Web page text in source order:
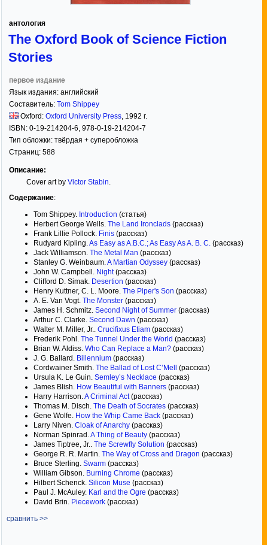
антология
The Oxford Book of Science Fiction
Stories
первое издание
Язык издания: английский
Составитель: Tom Shippey
Oxford: Oxford University Press, 1992 г.
ISBN: 0-19-214204-6, 978-0-19-214204-7
Тип обложки: твёрдая + суперобложка
Страниц: 588
Описание:
Cover art by Victor Stabin.
Содержание:
Tom Shippey. Introduction (статья)
Herbert George Wells. The Land Ironclads (рассказ)
Frank Lillie Pollock. Finis (рассказ)
Rudyard Kipling.As Easy as A.B.C.; As Easy As A. B. C. (рассказ)
Jack Williamson. The Metal Man (рассказ)
Stanley G. Weinbaum.A Martian Odyssey (рассказ)
John W. Campbell. Night(рассказ)
Clifford D. Simak. Desertion (рассказ)
Henry Kuttner, C. L. Moore. The Piper's Son (рассказ)
A. E. Van Vogt. The Monster (рассказ)
James H. Schmitz. Second Night of Summer (рассказ)
Arthur C. Clarke. Second Dawn (рассказ)
Walter M. Miller, Jr.. Crucifixus Etiam (рассказ)
Frederik Pohl. The Tunnel Under the World (рассказ)
Brian W. Aldiss. Who Can Replace a Man? (рассказ)
J. G. Ballard. Billennium (рассказ)
Cordwainer Smith. The Ballad of Lost C’Mell
(рассказ)
Ursula K. Le Guin. Semley’s Necklace (рассказ)
James Blish. How Beautiful with Banners (рассказ)
Harry Harrison.A Criminal Act(рассказ)
Thomas M. Disch. The Death of Socrates (рассказ)
Gene Wolfe. How the Whip Came Back (рассказ)
Larry Niven. Cloak of Anarchy (рассказ)
Norman Spinrad.A Thing of Beauty (рассказ)
James Tiptree, Jr.. The Screwfly Solution (рассказ)
George R. R. Martin. The Way of Cross and Dragon (рассказ)
Bruce Sterling. Swarm (рассказ)
William Gibson. Burning Chrome (рассказ)
Hilbert Schenck. Silicon Muse (рассказ)
Paul J. McAuley. Karl and the Ogre (рассказ)
David Brin. Piecework (рассказ)
сравнить >>